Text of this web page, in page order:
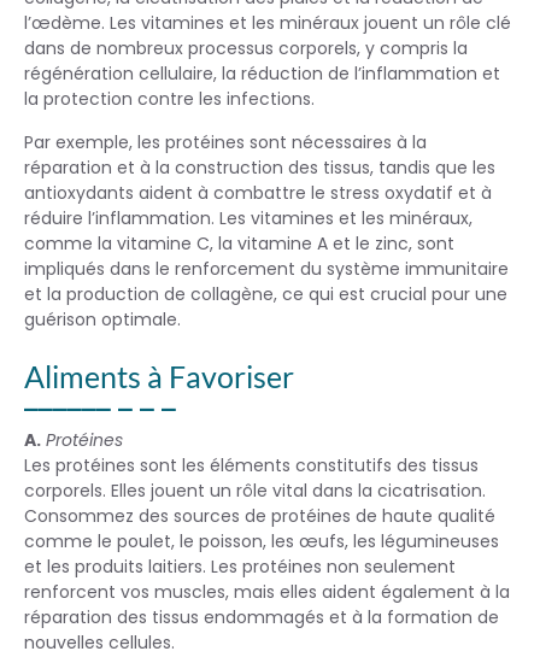
l’œdème. Les vitamines et les minéraux jouent un rôle clé
dans de nombreux processus corporels, y compris la
régénération cellulaire, la réduction de l’inflammation et
la protection contre les infections.
Par exemple, les protéines sont nécessaires à la
réparation et à la construction des tissus, tandis que les
antioxydants aident à combattre le stress oxydatif et à
réduire l’inflammation. Les vitamines et les minéraux,
comme la vitamine C, la vitamine A et le zinc, sont
impliqués dans le renforcement du système immunitaire
et la production de collagène, ce qui est crucial pour une
guérison optimale.
Aliments à Favoriser
A. Protéines
Les protéines sont les éléments constitutifs des tissus
corporels. Elles jouent un rôle vital dans la cicatrisation.
Consommez des sources de protéines de haute qualité
comme le poulet, le poisson, les œufs, les légumineuses
et les produits laitiers. Les protéines non seulement
renforcent vos muscles, mais elles aident également à la
réparation des tissus endommagés et à la formation de
nouvelles cellules.